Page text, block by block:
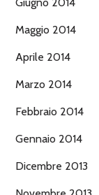
Maggio 2014
Aprile 2014
Marzo 2014
Febbraio 2014
Gennaio 2014
Dicembre 2013